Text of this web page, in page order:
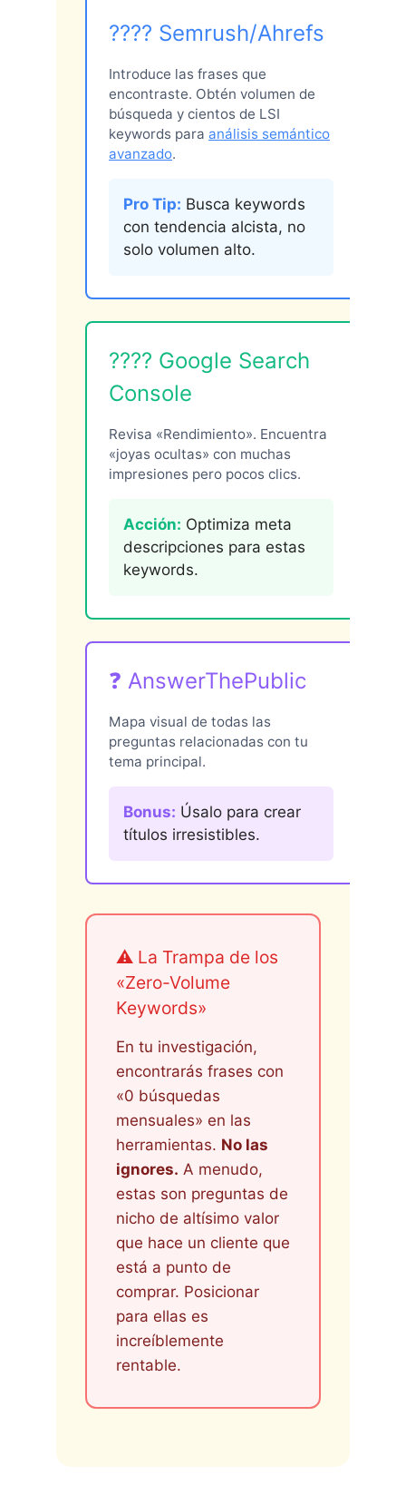
???? Semrush/Ahrefs
Introduce las frases que
encontraste. Obtén volumen de
búsqueda y cientos de LSI
keywords para análisis semántico
avanzado.
Pro Tip: Busca keywords
con tendencia alcista, no
solo volumen alto.
???? Google Search
Console
Revisa «Rendimiento». Encuentra
«joyas ocultas» con muchas
impresiones pero pocos clics.
Acción: Optimiza meta
descripciones para estas
keywords.
❓ AnswerThePublic
Mapa visual de todas las
preguntas relacionadas con tu
tema principal.
Bonus: Úsalo para crear
títulos irresistibles.
⚠️ La Trampa de los
«Zero-Volume
Keywords»
En tu investigación,
encontrarás frases con
«0 búsquedas
mensuales» en las
herramientas. No las
ignores. A menudo,
estas son preguntas de
nicho de altísimo valor
que hace un cliente que
está a punto de
comprar. Posicionar
para ellas es
increíblemente
rentable.